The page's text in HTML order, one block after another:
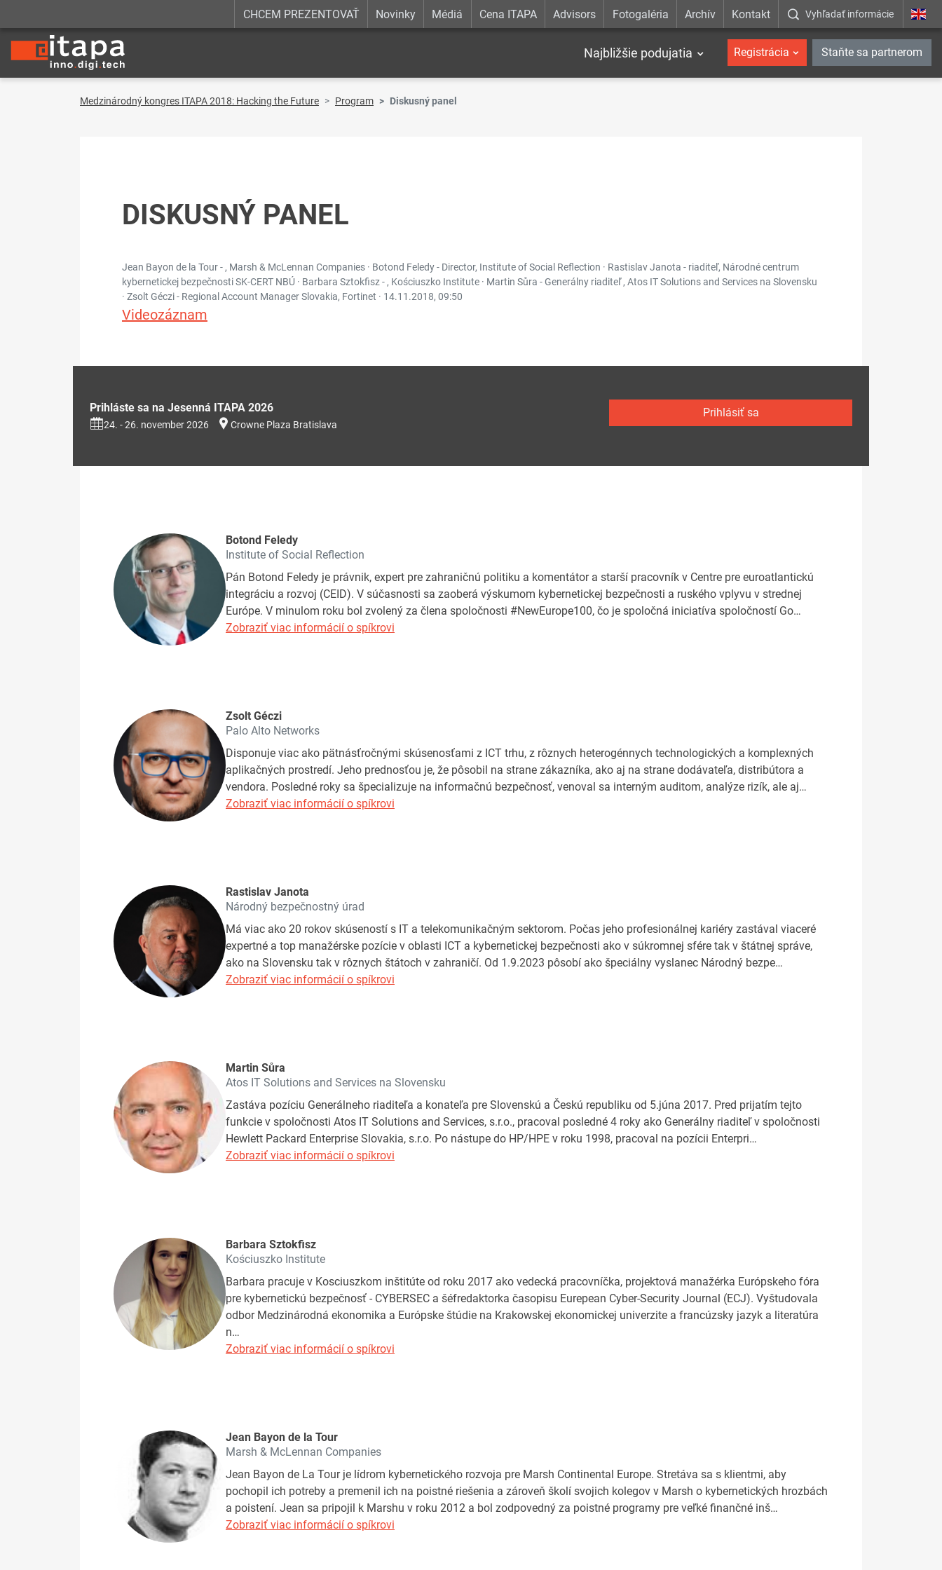
CHCEM PREZENTOVAŤ Novinky Médiá Cena ITAPA Advisors Fotogaléria Archív Kontakt Vyhľadať informácie
Najbližšie podujatia Registrácia Staňte sa partnerom
Medzinárodný kongres ITAPA 2018: Hacking the Future Program Diskusný panel
DISKUSNÝ PANEL
Jean Bayon de la Tour - , Marsh & McLennan Companies · Botond Feledy - Director, Institute of Social Reflection · Rastislav Janota - riaditeľ, Národné centrum
kybernetickej bezpečnosti SK-CERT NBÚ · Barbara Sztokfisz - , Kościuszko Institute · Martin Sůra - Generálny riaditeľ , Atos IT Solutions and Services na Slovensku
· Zsolt Géczi - Regional Account Manager Slovakia, Fortinet · 14.11.2018, 09:50
Videozáznam
Prihláste sa na Jesenná ITAPA 2026
24. - 26. november 2026 Crowne Plaza Bratislava
Prihlásiť sa
Botond Feledy
Institute of Social Reflection
Pán Botond Feledy je právnik, expert pre zahraničnú politiku a komentátor a starší pracovník v Centre pre euroatlantickú
integráciu a rozvoj (CEID). V súčasnosti sa zaoberá výskumom kybernetickej bezpečnosti a ruského vplyvu v strednej
Európe. V minulom roku bol zvolený za člena spoločnosti #NewEurope100, čo je spoločná iniciatíva spoločností Go…
Zobraziť viac informácií o spíkrovi
Zsolt Géczi
Palo Alto Networks
Disponuje viac ako pätnásťročnými skúsenosťami z ICT trhu, z rôznych heterogénnych technologických a komplexných
aplikačných prostredí. Jeho prednosťou je, že pôsobil na strane zákazníka, ako aj na strane dodávateľa, distribútora a
vendora. Posledné roky sa špecializuje na informačnú bezpečnosť, venoval sa interným auditom, analýze rizík, ale aj…
Zobraziť viac informácií o spíkrovi
Rastislav Janota
Národný bezpečnostný úrad
Má viac ako 20 rokov skúseností s IT a telekomunikačným sektorom. Počas jeho profesionálnej kariéry zastával viaceré
expertné a top manažérske pozície v oblasti ICT a kybernetickej bezpečnosti ako v súkromnej sfére tak v štátnej správe,
ako na Slovensku tak v rôznych štátoch v zahraničí. Od 1.9.2023 pôsobí ako špeciálny vyslanec Národný bezpe…
Zobraziť viac informácií o spíkrovi
Martin Sůra
Atos IT Solutions and Services na Slovensku
Zastáva pozíciu Generálneho riaditeľa a konateľa pre Slovenskú a Českú republiku od 5.júna 2017. Pred prijatím tejto
funkcie v spoločnosti Atos IT Solutions and Services, s.r.o., pracoval posledné 4 roky ako Generálny riaditeľ v spoločnosti
Hewlett Packard Enterprise Slovakia, s.r.o. Po nástupe do HP/HPE v roku 1998, pracoval na pozícii Enterpri…
Zobraziť viac informácií o spíkrovi
Barbara Sztokfisz
Kościuszko Institute
Barbara pracuje v Kosciuszkom inštitúte od roku 2017 ako vedecká pracovníčka, projektová manažérka Európskeho fóra
pre kybernetickú bezpečnosť - CYBERSEC a šéfredaktorka časopisu Eurepean Cyber-Security Journal (ECJ). Vyštudovala
odbor Medzinárodná ekonomika a Európske štúdie na Krakowskej ekonomickej univerzite a francúzsky jazyk a literatúra
n…
Zobraziť viac informácií o spíkrovi
Jean Bayon de la Tour
Marsh & McLennan Companies
Jean Bayon de La Tour je lídrom kybernetického rozvoja pre Marsh Continental Europe. Stretáva sa s klientmi, aby
pochopil ich potreby a premenil ich na poistné riešenia a zároveň školí svojich kolegov v Marsh o kybernetických hrozbách
a poistení. Jean sa pripojil k Marshu v roku 2012 a bol zodpovedný za poistné programy pre veľké finančné inš…
Zobraziť viac informácií o spíkrovi